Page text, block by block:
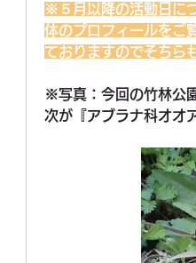
※５月以降の活動日に
体のプロフィールをご
ておりますのでそちら
※写真：今回の竹林公
次が『アブラナ科オオ